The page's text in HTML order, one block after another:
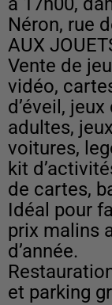
Néron, rue
AUX
Vente de
vidéo,
d’éveil,
adultes,
voitures,
kit
de cartes,
Idéal pour
prix malins
d’année.
et parking